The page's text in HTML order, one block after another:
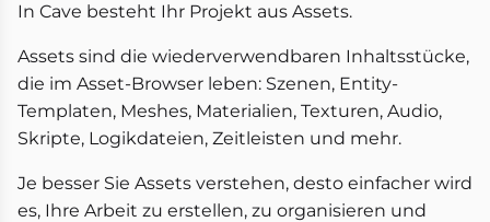
In Cave besteht Ihr Projekt aus Assets.
Assets sind die wiederverwendbaren Inhaltsstücke,
die im Asset-Browser leben: Szenen, Entity-
Templaten, Meshes, Materialien, Texturen, Audio,
Skripte, Logikdateien, Zeitleisten und mehr.
Je besser Sie Assets verstehen, desto einfacher wird
es, Ihre Arbeit zu erstellen, zu organisieren und